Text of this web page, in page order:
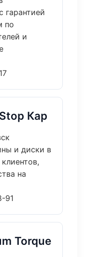
гарантией
по
и
Кар
и диски в
на
91
Torque